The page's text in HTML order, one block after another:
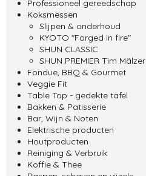
Professioneel gereedschap
Koksmessen
Slijpen & onderhoud
KYOTO "Forged in fire"
SHUN CLASSIC
SHUN PREMIER Tim Mälzer
Fondue, BBQ & Gourmet
Veggie Fit
Table Top - gedekte tafel
Bakken & Patisserie
Bar, Wijn & Noten
Elektrische producten
Houtproducten
Reiniging & Verbruik
Koffie & Thee